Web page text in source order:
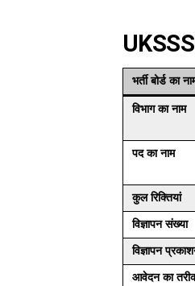
भर्ती बोर्ड का
विभाग का नाम
पद का नाम
कुल रिक्तियां
विज्ञापन संख्या
विज्ञापन
आवेदन का